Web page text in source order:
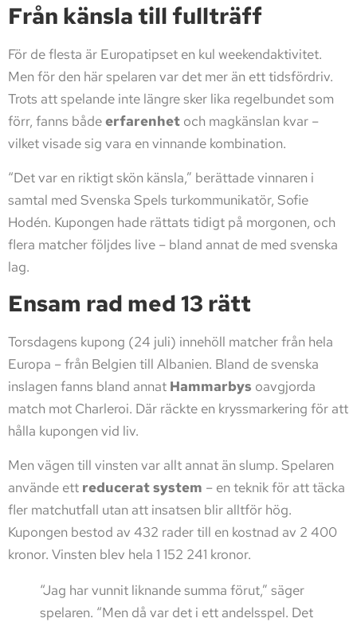
Från känsla till fullträff
För de flesta är Europatipset en kul weekendaktivitet.
Men för den här spelaren var det mer än ett tidsfördriv.
Trots att spelande inte längre sker lika regelbundet som
förr, fanns bådeerfarenhet och magkänslan kvar –
vilket visade sig vara en vinnande kombination.
“Det var en riktigt skön känsla,” berättade vinnaren i
samtal med Svenska Spels turkommunikatör, Sofie
Hodén. Kupongen hade rättats tidigt på morgonen, och
flera matcher följdes live – bland annat de med svenska
lag.
Ensam rad med 13 rätt
Torsdagens kupong (24 juli) innehöll matcher från hela
Europa – från Belgien till Albanien. Bland de svenska
inslagen fanns bland annat Hammarbys oavgjorda
match mot Charleroi. Där räckte en kryssmarkering för att
hålla kupongen vid liv.
Men vägen till vinsten var allt annat än slump. Spelaren
använde ett reducerat system – en teknik för att täcka
fler matchutfall utan att insatsen blir alltför hög.
Kupongen bestod av 432 rader till en kostnad av 2 400
kronor. Vinsten blev hela 1 152 241 kronor.
“Jag har vunnit liknande summa förut,” säger
spelaren. “Men då var det i ett andelsspel. Det